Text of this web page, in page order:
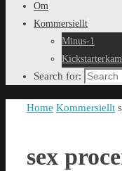
Om
Kommersiellt
Minus-1
Search for:
Home Kommersiellt
sex